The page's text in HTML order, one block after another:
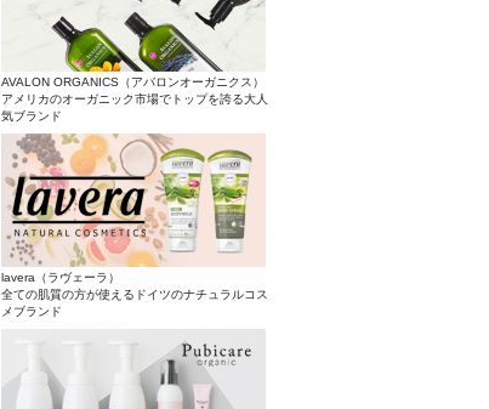
AVALON ORGANICS（アバロンオーガニクス）
アメリカのオーガニック市場でトップを誇る大人
気ブランド
lavera（ラヴェーラ）
全ての肌質の方が使えるドイツのナチュラルコス
メブランド